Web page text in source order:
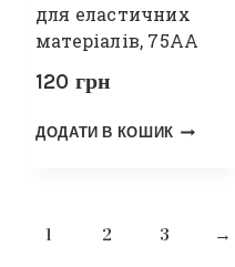
для еластичних
матеріалів, 75АА
120 грн
ДОДАТИ В КОШИК
1 2 3 →